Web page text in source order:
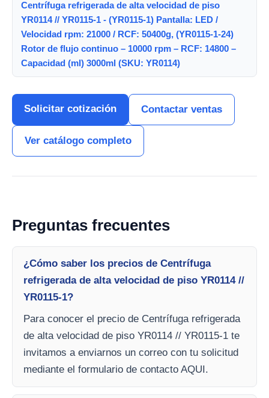
Centrífuga refrigerada de alta velocidad de piso
YR0114 // YR0115-1 - (YR0115-1) Pantalla: LED /
Velocidad rpm: 21000 / RCF: 50400g, (YR0115-1-24)
Rotor de flujo continuo – 10000 rpm – RCF: 14800 –
Capacidad (ml) 3000ml (SKU: YR0114)
Solicitar cotización Contactar ventas
Ver catálogo completo
Preguntas frecuentes
¿Cómo saber los precios de Centrífuga
refrigerada de alta velocidad de piso YR0114 //
YR0115-1?
Para conocer el precio de Centrífuga refrigerada
de alta velocidad de piso YR0114 // YR0115-1 te
invitamos a enviarnos un correo con tu solicitud
mediante el formulario de contacto AQUI.